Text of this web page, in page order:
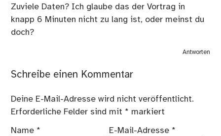
Zuviele Daten? Ich glaube das der Vortrag in
knapp 6 Minuten nicht zu lang ist, oder meinst du
doch?
Antworten
Schreibe einen Kommentar
Deine E-Mail-Adresse wird nicht veröffentlicht.
Erforderliche Felder sind mit * markiert
Name * E-Mail-Adresse *